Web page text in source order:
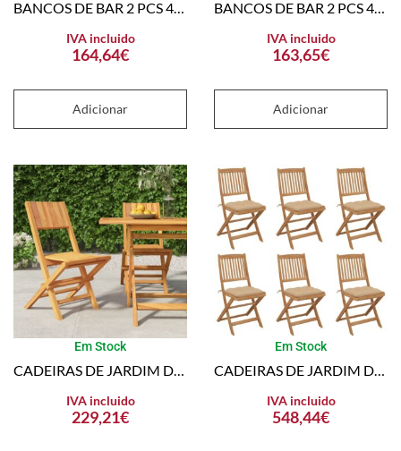
164,64€
IVA incluido
Adicionar
163,65€
IVA incluido
Adicionar
Em Stock
229,21€
IVA incluido
Em Stock
548,44€
IVA incluido